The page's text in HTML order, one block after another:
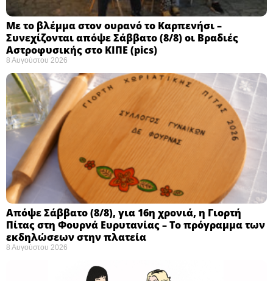
Με το βλέμμα στον ουρανό το Καρπενήσι –
Συνεχίζονται απόψε Σάββατο (8/8) οι Βραδιές
Αστροφυσικής στο ΚΙΠΕ (pics)
8 Αυγούστου 2026
Απόψε Σάββατο (8/8), για 16η χρονιά, η Γιορτή
Πίτας στη Φουρνά Ευρυτανίας – Το πρόγραμμα των
εκδηλώσεων στην πλατεία
8 Αυγούστου 2026